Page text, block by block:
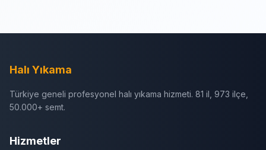
Halı Yıkama
Türkiye geneli profesyonel halı yıkama hizmeti. 81 il, 973 ilçe,
50.000+ semt.
Hizmetler